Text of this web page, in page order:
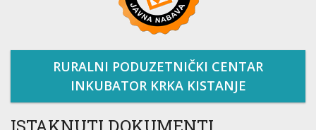
RURALNI PODUZETNIČKI CENTAR
INKUBATOR KRKA KISTANJE